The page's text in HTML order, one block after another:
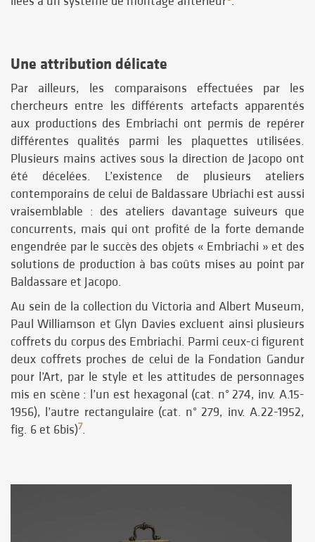
Une attribution délicate
Par ailleurs, les comparaisons effectuées par les
chercheurs entre les différents artefacts apparentés
aux productions des Embriachi ont permis de repérer
différentes qualités parmi les plaquettes utilisées.
Plusieurs mains actives sous la direction de Jacopo ont
été décelées. L’existence de plusieurs ateliers
contemporains de celui de Baldassare Ubriachi est aussi
vraisemblable : des ateliers davantage suiveurs que
concurrents, mais qui ont profité de la forte demande
engendrée par le succès des objets « Embriachi » et des
solutions de production à bas coûts mises au point par
Baldassare et Jacopo.
Au sein de la collection du Victoria and Albert Museum,
Paul Williamson et Glyn Davies excluent ainsi plusieurs
coffrets du corpus des Embriachi. Parmi ceux-ci figurent
deux coffrets proches de celui de la Fondation Gandur
pour l’Art, par le style et les attitudes de personnages
mis en scène : l’un est hexagonal (cat. n° 274, inv. A.15-
1956), l’autre rectangulaire (cat. n° 279, inv. A.22-1952,
fig. 6 et 6bis)7.